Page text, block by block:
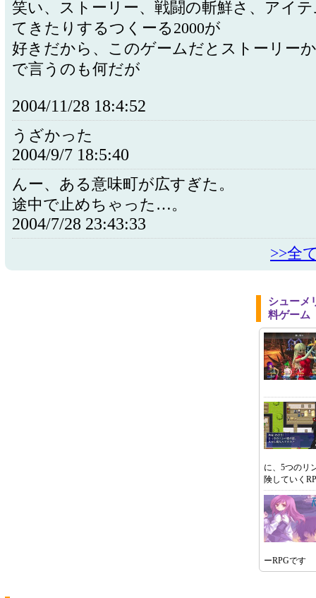
笑い、ストーリー、戦闘の斬鮮さ、アイ
てきたりするつくーる2000が
好きだから、このゲームだとストーリー
で言うのも何だが
2004/11/28 18:4:52
うざかった
2004/9/7 18:5:40
んー、ある意味町が広すぎた。
途中で止めちゃった…。
2004/7/28 23:43:33
>>全
シューメ
料ゲーム
に、5つのリ
険していく
ーRPGです